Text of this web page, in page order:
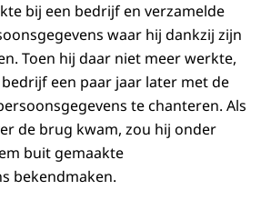
bij een bedrijf en verzamelde
waar hij dankzij zijn
Toen hij daar niet meer werkte,
een paar jaar later met de
te chanteren. Als
de brug kwam, zou hij onder
buit gemaakte
bekendmaken.